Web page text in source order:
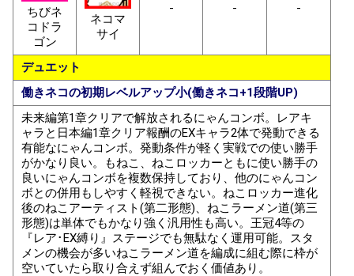
ちびネ
コドラ
ゴン
ネコマ
サイ
- - -
デュエット
働きネコの初期レベルアップ小(働きネコ+1段階UP)
未来編第1章クリアで解放されるにゃんコンボ。レアキ
ャラと日本編1章クリア報酬のEXキャラ2体で発動できる
有能なにゃんコンボ。発動条件が軽く実戦での使い勝手
がかなり良い。もねこ、ねこロッカーともに使い勝手の
良いにゃんコンボを複数保持しており、他のにゃんコン
ボとの併用もしやすく軽視できない。ねこロッカー進化
後のねこアーティスト(第二形態)、ねこラーメン道(第三
形態)は単体でもかなり強く汎用性も高い。王冠4等の
『レア･EX縛り』ステージでも無駄なく運用可能。スタ
メンの機会が多いねこラーメン道を編成に組む際に枠が
空いていたら取り合えず組んでおく価値あり。